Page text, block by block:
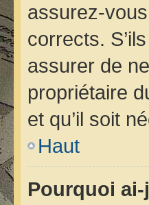
assurez-
corrects.
assurer de
propriétaire
et qu’il soit
Haut
Pourquoi